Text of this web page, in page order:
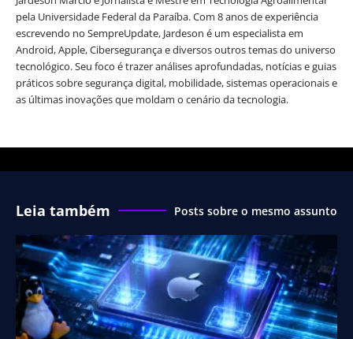
pela Universidade Federal da Paraíba. Com 8 anos de experiência
escrevendo no SempreUpdate, Jardeson é um especialista em
Android, Apple, Cibersegurança e diversos outros temas do universo
tecnológico. Seu foco é trazer análises aprofundadas, notícias e guias
práticos sobre segurança digital, mobilidade, sistemas operacionais e
as últimas inovações que moldam o cenário da tecnologia.
Leia também Posts sobre o mesmo assunto